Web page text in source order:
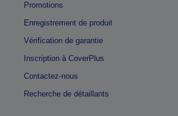
Promotions
Enregistrement de produit
Vérification de garantie
Inscription à CoverPlus
Contactez-nous
Recherche de détaillants